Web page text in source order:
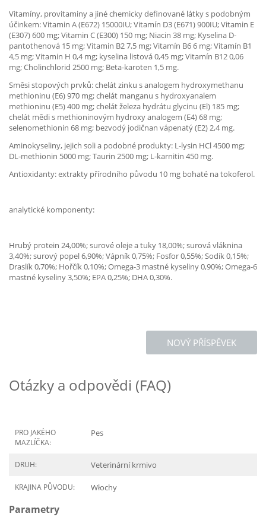
Vitamíny, provitaminy a jiné chemicky definované látky s podobným
účinkem: Vitamin A (E672) 15000IU; Vitamín D3 (E671) 900IU; Vitamin E
(E307) 600 mg; Vitamin C (E300) 150 mg; Niacin 38 mg; Kyselina D-
pantothenová 15 mg; Vitamin B2 7,5 mg; Vitamín B6 6 mg; Vitamín B1
4,5 mg; Vitamin H 0,4 mg; kyselina listová 0,45 mg; Vitamín B12 0,06
mg; Cholinchlorid 2500 mg; Beta-karoten 1,5 mg.
Směsi stopových prvků: chelát zinku s analogem hydroxymethanu
methioninu (E6) 970 mg; chelát manganu s hydroxyanalem
methioninu (E5) 400 mg; chelát železa hydrátu glycinu (El) 185 mg;
chelát mědi s methioninovým hydroxy analogem (E4) 68 mg;
selenomethionin 68 mg; bezvodý jodičnan vápenatý (E2) 2,4 mg.
Aminokyseliny, jejich soli a podobné produkty: L-lysin HCl 4500 mg;
DL-methionin 5000 mg; Taurin 2500 mg; L-karnitin 450 mg.
Antioxidanty: extrakty přírodního původu 10 mg bohaté na tokoferol.
analytické komponenty:
Hrubý protein 24,00%; surové oleje a tuky 18,00%; surová vláknina
3,40%; surový popel 6,90%; Vápník 0,75%; Fosfor 0,55%; Sodík 0,15%;
Draslík 0,70%; Hořčík 0,10%; Omega-3 mastné kyseliny 0,90%; Omega-6
mastné kyseliny 3,50%; EPA 0,25%; DHA 0,30%.
NOVÝ PŘÍSPĚVEK
Otázky a odpovědi (FAQ)
PRO JAKÉHO
MAZLÍČKA:
Pes
DRUH: Veterinární krmivo
KRAJINA PŮVODU: Włochy
Parametry